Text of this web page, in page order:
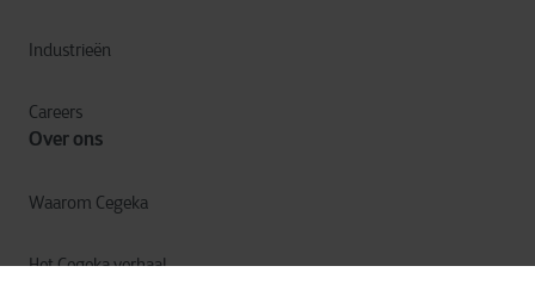
Industrieën
Careers
Over ons
Waarom Cegeka
Het Cegeka verhaal